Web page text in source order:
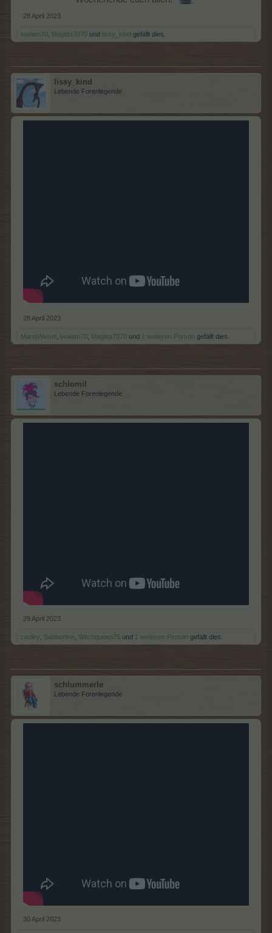
28 April 2023
iwalam70 Magitta7070 und lissy_kind gefällt dies.
lissy_kind
Lebende Forenlegende
28 April 2023
MariaWiesel iwalam70 Magitta7070 und 1 weiteren Person gefällt dies.
schlomil
Lebende Forenlegende
29 April 2023
cooley Sabberline Witchqueen75 und 1 weiteren Person gefällt dies.
schlummerle
Lebende Forenlegende
30 April 2023